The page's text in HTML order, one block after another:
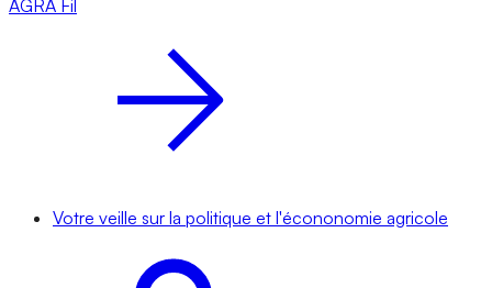
AGRA Fil
Votre veille sur la politique et l'écononomie agricole